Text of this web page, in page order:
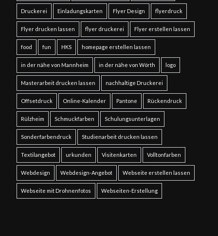
Druckerei Einladungskarten Flyer Design flyerdruck
Flyer drucken lassen flyer druckerei Flyer erstellen lassen
food fun HKS homepage erstellen lassen
in der nähe von Mannheim in der nähe von Wörth logo
Masterarbeit drucken lassen nachhaltige Druckerei
Offsetdruck Online-Kalender Pantone Rückendruck
Rülzheim Schmuckfarben Schulungsunterlagen
Sonderfarbendruck Studienarbeit drucken lassen
Textilangebot urkunden Visitenkarten Volltonfarben
Webdesign Webdesign-Angebot Webseite erstellen lassen
Webseite mit Drohnenfotos Webseiten-Erstellung